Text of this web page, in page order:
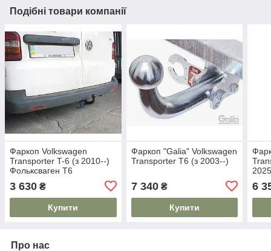
Подібні товари компанії
Фаркоп Volkswagen
Transporter T-6 (з 2010--)
Фольксваген Т6
3 630 ₴
Купити
Фаркоп "Galia" Volkswagen
Transporter T6 (з 2003--)
7 340₴
Купити
6
Про нас